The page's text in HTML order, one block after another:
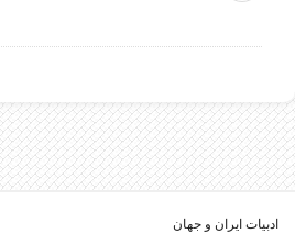
ادبیات ایران و جهان